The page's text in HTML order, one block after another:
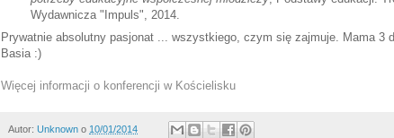
Wydawnicza "Impuls", 2014.
Prywatnie absolutny pasjonat ... wszystkiego, czym się zajmuje. Mama 3
Basia :)
Więcej informacji o konferencji w Kościelisku
Autor: Unknown o 10/01/2014